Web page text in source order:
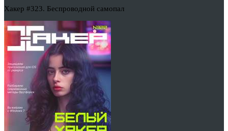
Хакер #323. Беспроводной самопал